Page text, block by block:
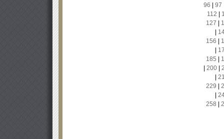
96
97
112
127
156
185
200|
229
258